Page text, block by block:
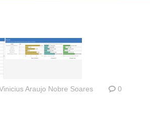
Araujo Nobre Soares
0